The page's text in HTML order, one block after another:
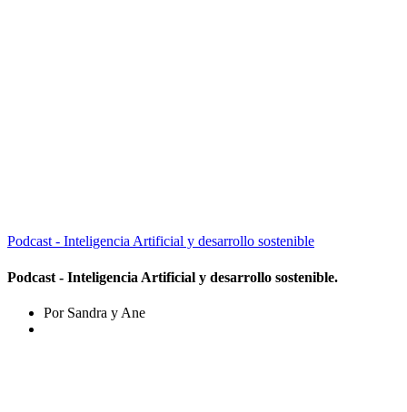
Podcast - Inteligencia Artificial y desarrollo sostenible
Podcast - Inteligencia Artificial y desarrollo sostenible.
Por Sandra y Ane